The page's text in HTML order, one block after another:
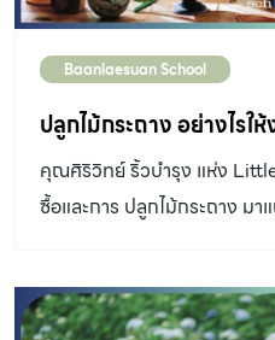
Baanlaesuan School
ปลูกไม้กระถาง อย่างไรใ
คุณศิริวิทย์ ริ้วบำรุง แห่ง
ซื้อและการ ปลูกไม้กระถาง มา